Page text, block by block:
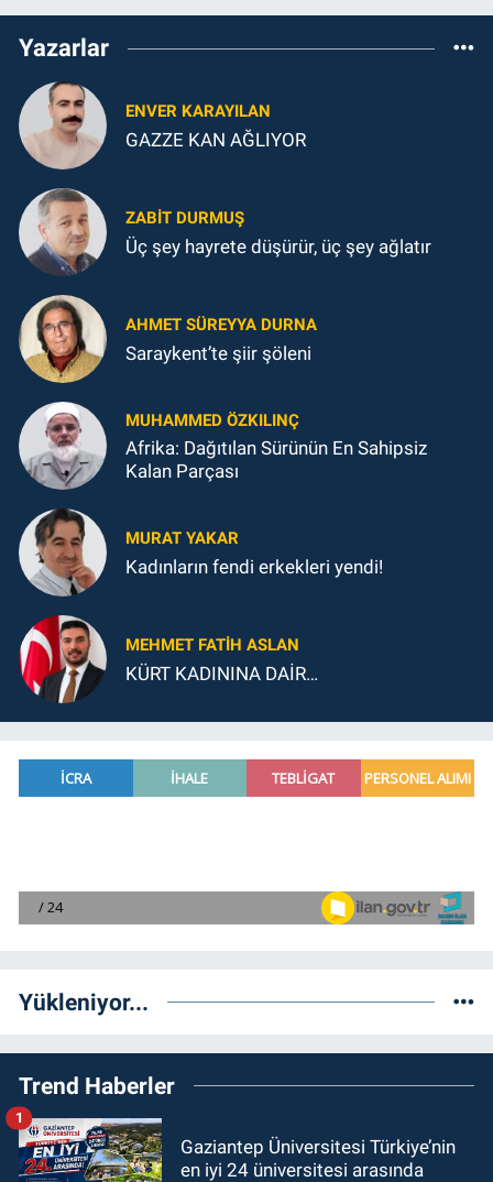
Yazarlar
ENVER KARAYILAN
GAZZE KAN AĞLIYOR
ZABIT DURMUŞ
Üç şey hayrete düşürür, üç şey ağlatır
AHMET SÜREYYA DURNA
Saraykent’te şiir şöleni
MUHAMMED ÖZKILINÇ
Afrika: Dağıtılan Sürünün En Sahipsiz
Kalan Parçası
MURAT YAKAR
Kadınların fendi erkekleri yendi!
MEHMET FATIH ASLAN
KÜRT KADININA DAİR…
Yükleniyor...
Trend Haberler
Gaziantep Üniversitesi Türkiye’nin
en iyi 24 üniversitesi arasında
1